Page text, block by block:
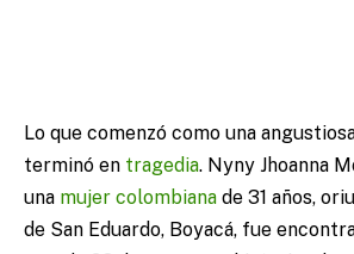
Lo que comenzó como una
terminó en tragedia. Nyny Jhoanna
una mujer colombiana de 31 años,
de San Eduardo, Boyacá, fue